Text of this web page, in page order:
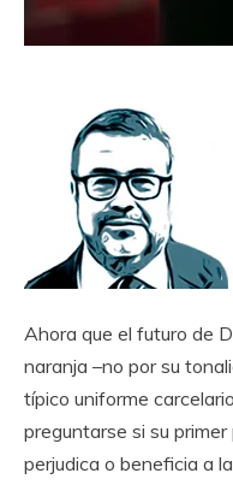
Ahora que el futuro de
naranja –no por su
típico uniforme
preguntarse si su
perjudica o beneficia a